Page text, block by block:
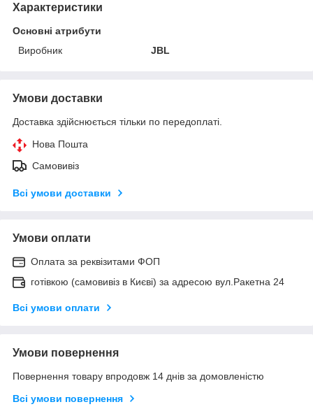
Характеристики
Основні атрибути
Виробник
JBL
Умови доставки
Доставка здійснюється тільки по передоплаті.
Нова Пошта
Самовивіз
Всі умови доставки
Умови оплати
Оплата за реквізитами ФОП
готівкою (самовивіз в Києві) за адресою вул.Ракетна 24
Всі умови оплати
Умови повернення
Повернення товару впродовж 14 днів за домовленістю
Всі умови повернення